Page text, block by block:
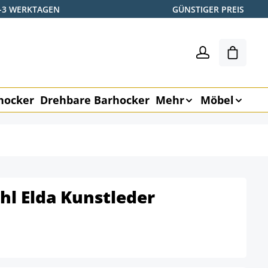
WERKTAGEN GÜNSTIGER PREIS
Drehbare Barhocker Mehr Möbel
Elda Kunstleder